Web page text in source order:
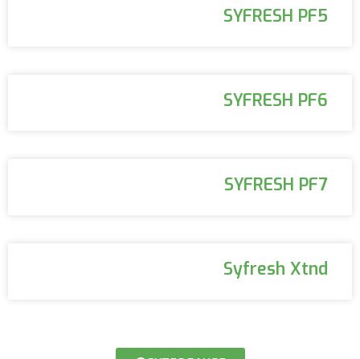
SYFRESH PF5
SYFRESH PF6
SYFRESH PF7
Syfresh Xtnd